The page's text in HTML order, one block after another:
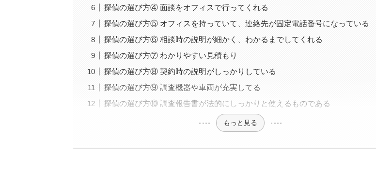
探偵の選び方④ 面談をオフィスで行ってくれる
探偵の選び方⑤ オフィスを持っていて、連絡先が固定電話番号になっている
探偵の選び方⑥ 相談時の説明が細かく、わかるまでしてくれる
探偵の選び方⑦ わかりやすい見積もり
探偵の選び方⑧ 契約時の説明がしっかりしている
探偵の選び方⑨ 調査機器や車両が充実してる
探偵の選び方⑩ 調査報告書が法的にしっかりと使えるものである
もっと見る